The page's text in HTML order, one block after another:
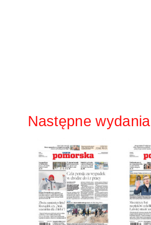
Następne wydania